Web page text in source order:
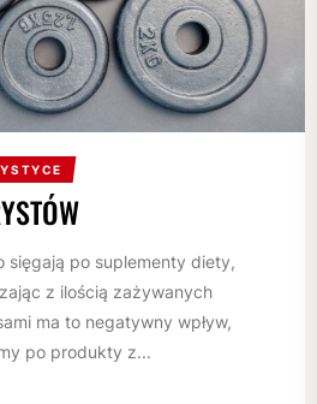
sięgają po suplementy diety,
z ilością zażywanych
ma to negatywny wpływ,
po produkty z...